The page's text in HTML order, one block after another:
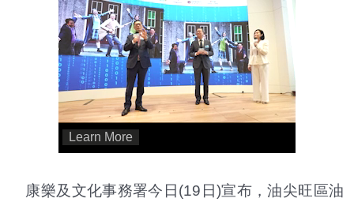
康樂及文化事務署今日(19日)宣布，油尖旺區油